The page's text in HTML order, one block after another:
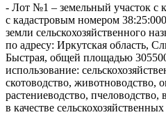
- Лот №1 – земельный участок с
с кадастровым номером
земли сельскохозяйственного
по адресу: Иркутская область,
Быстрая, общей площадью
использование:
скотоводство, животноводство,
растениеводство, пчеловодство,
в качестве